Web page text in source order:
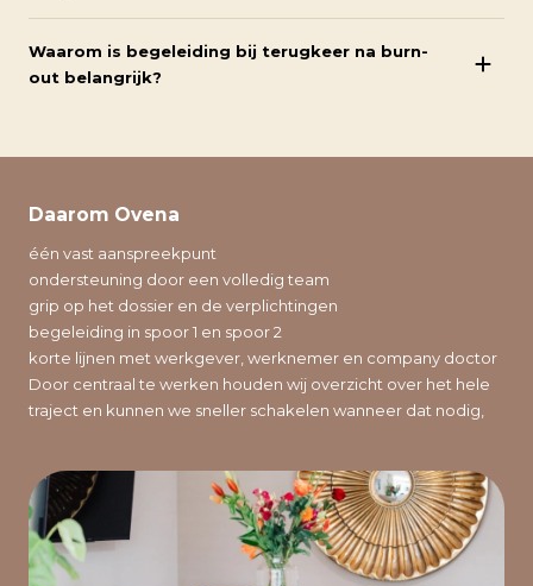
Waarom is begeleiding bij terugkeer na burn-
out belangrijk?
Daarom Ovena
één vast aanspreekpunt
ondersteuning door een volledig team
grip op het dossier en de verplichtingen
begeleiding in spoor 1 en spoor 2
korte lijnen met werkgever, werknemer en company doctor
Door centraal te werken houden wij overzicht over het hele
traject en kunnen we sneller schakelen wanneer dat nodig,